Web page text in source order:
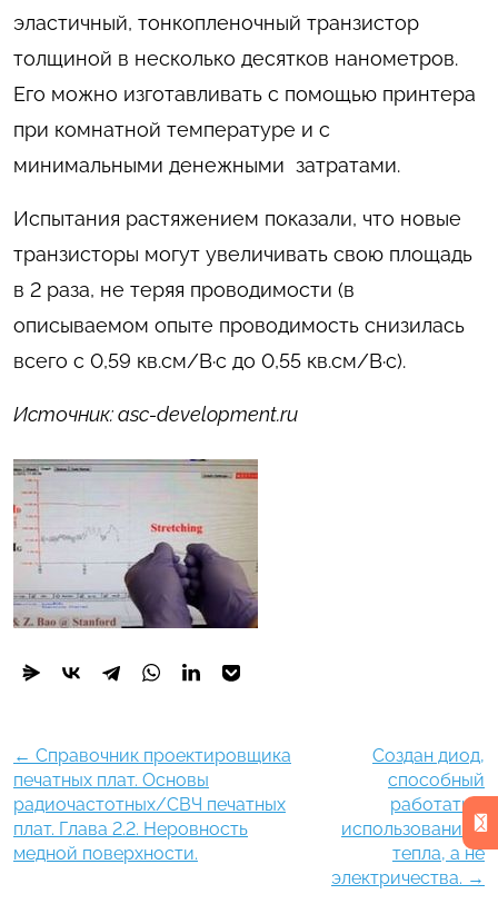
эластичный, тонкопленочный транзистор
толщиной в несколько десятков нанометров.
Его можно изготавливать с помощью принтера
при комнатной температуре и с
минимальными денежными затратами.
Испытания растяжением показали, что новые
транзисторы могут увеличивать свою площадь
в 2 раза, не теряя проводимости (в
описываемом опыте проводимость снизилась
всего с 0,59 кв.см/В·с до 0,55 кв.см/В·с).
Источник: asc-development.ru
← Справочник проектировщика
печатных плат. Основы
радиочастотных/СВЧ печатных
плат. Глава 2.2. Неровность
медной поверхности.
Создан диод,
способный
работать с
использованием
тепла, а не
электричества. →